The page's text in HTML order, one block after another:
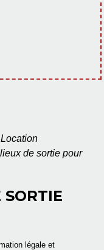
Location
de sortie pour
SORTIE
légale et